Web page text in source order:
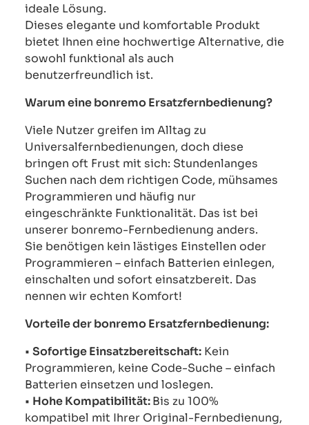
ideale Lösung.
Dieses elegante und komfortable Produkt
bietet Ihnen eine hochwertige Alternative, die
sowohl funktional als auch
benutzerfreundlich ist.
Warum eine bonremo Ersatzfernbedienung?
Viele Nutzer greifen im Alltag zu
Universalfernbedienungen, doch diese
bringen oft Frust mit sich: Stundenlanges
Suchen nach dem richtigen Code, mühsames
Programmieren und häufig nur
eingeschränkte Funktionalität. Das ist bei
unserer bonremo-Fernbedienung anders.
Sie benötigen kein lästiges Einstellen oder
Programmieren – einfach Batterien einlegen,
einschalten und sofort einsatzbereit. Das
nennen wir echten Komfort!
Vorteile der bonremo Ersatzfernbedienung:
• Sofortige Einsatzbereitschaft: Kein
Programmieren, keine Code-Suche – einfach
Batterien einsetzen und loslegen.
• Hohe Kompatibilität:Bis zu 100%
kompatibel mit Ihrer Original-Fernbedienung,